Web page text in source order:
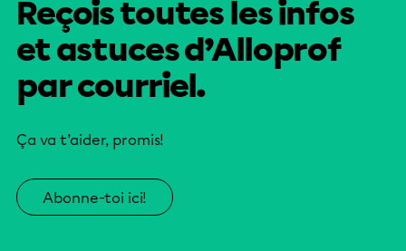
Reçois toutes les infos
et astuces d’Alloprof
par courriel.
Ça va t’aider, promis!
Abonne-toi ici!